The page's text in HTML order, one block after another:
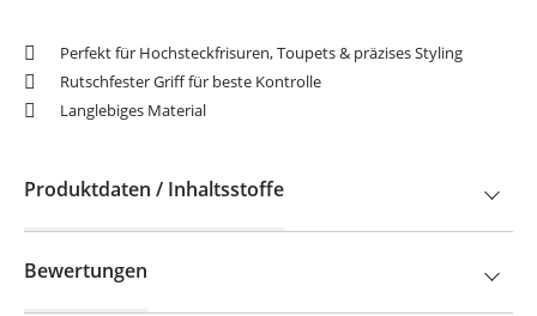
Perfekt für Hochsteckfrisuren, Toupets & präzises Styling
Rutschfester Griff für beste Kontrolle
Langlebiges Material
Produktdaten / Inhaltsstoffe
Bewertungen